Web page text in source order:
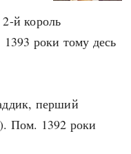
й король
роки тому десь
перший
Пом. 1392 роки